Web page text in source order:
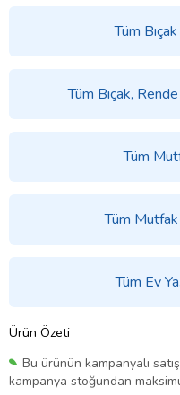
Tüm
Tüm Bıçak,
Tüm
Tüm
Tüm Ev
Ürün Özeti
Bu ürünün kampanyalı
kampanya stoğundan